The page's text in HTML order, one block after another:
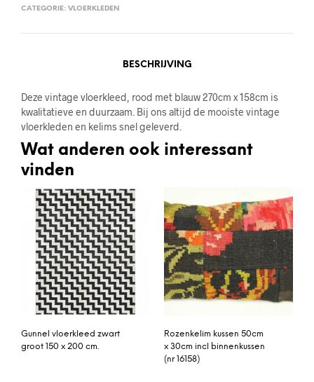
CATEGORIE: VLOERKLEDEN
BESCHRIJVING
Deze vintage vloerkleed, rood met blauw 270cm x 158cm is
kwalitatieve en duurzaam. Bij ons altijd de mooiste vintage
vloerkleden en kelims snel geleverd.
Wat anderen ook interessant
vinden
Gunnel vloerkleed zwart
groot 150 x 200 cm.
Rozenkelim kussen 50cm
x 30cm incl binnenkussen
(nr 16158)